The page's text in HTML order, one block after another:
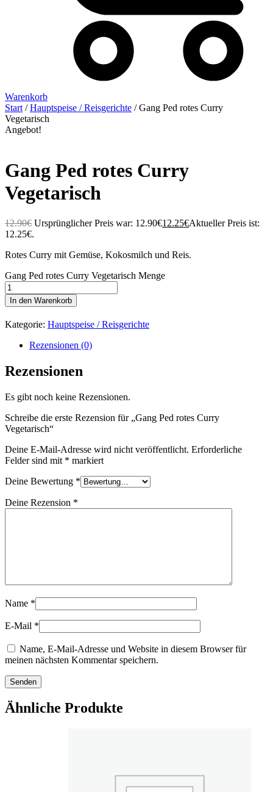
Warenkorb
Start /Hauptspeise / Reisgerichte / Gang Ped rotes Curry
Vegetarisch
Angebot!
Gang Ped rotes Curry
Vegetarisch
12.90€ Ursprünglicher Preis war: 12.90€12.25€Aktueller Preis ist:
12.25€.
Rotes Curry mit Gemüse, Kokosmilch und Reis.
Gang Ped rotes Curry Vegetarisch Menge
In den Warenkorb
Kategorie: Hauptspeise / Reisgerichte
Rezensionen (0)
Rezensionen
Es gibt noch keine Rezensionen.
Schreibe die erste Rezension für „Gang Ped rotes Curry
Vegetarisch“
Deine E-Mail-Adresse wird nicht veröffentlicht. Erforderliche
Felder sind mit * markiert
Deine Bewertung *
Deine Rezension *
Name *
E-Mail *
Name, E-Mail-Adresse und Website in diesem Browser für
meinen nächsten Kommentar speichern.
Ähnliche Produkte